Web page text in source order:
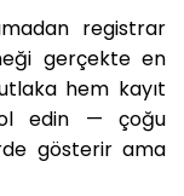
registrar
gerçekte en
hem kayıt
edin — çoğu
gösterir ama